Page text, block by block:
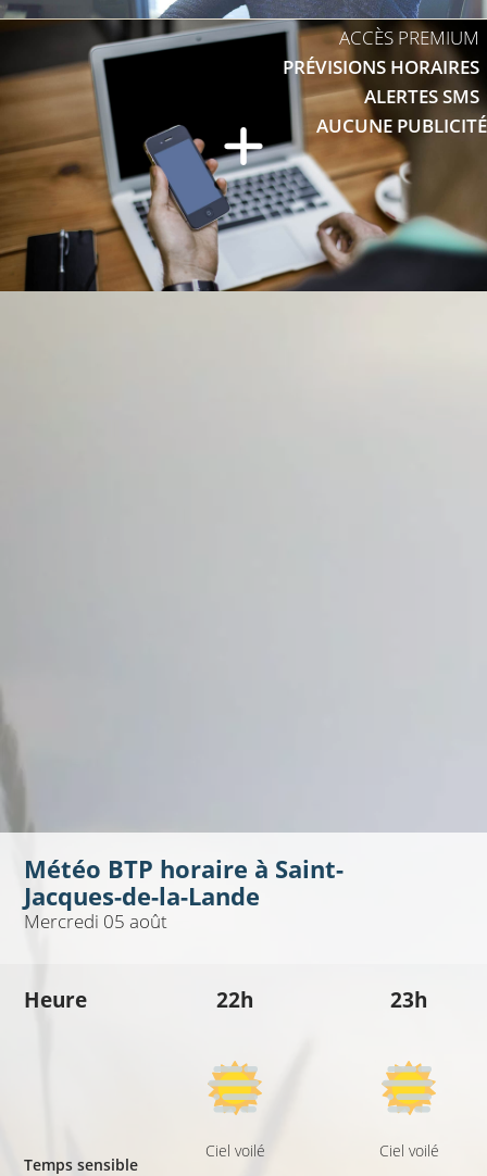
ACCÈS PREMIUM
PRÉVISIONS HORAIRES
ALERTES SMS
AUCUNE PUBLICITÉ
Météo BTP horaire à Saint-
Jacques-de-la-Lande
Mercredi 05 août
Heure
Temps sensible
22h
Ciel voilé
23h
Ciel voilé